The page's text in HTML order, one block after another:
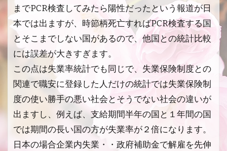
までPCR検査してみたら陽性だったという報道が日
本では出ますが、時節柄死亡すればPCR検査する国
とそこまでしない国があるので、他国との統計比較
には誤差が大きすぎます。
この点は失業率統計でも同じで、失業保険制度との
関連で職安に登録した人だけの統計では失業保険制
度の使い勝手の悪い社会とそうでない社会の違いが
出ますし、例えば、支給期間半年の国と１年間の国
では期間の長い国の方が失業率が２倍になります。
日本の場合企業内失業・・政府補助金で解雇を先伸